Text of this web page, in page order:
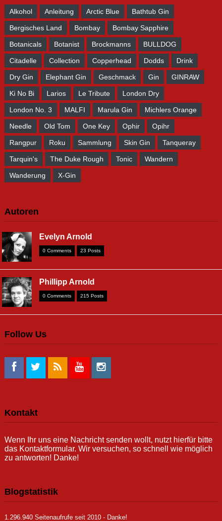
Alkohol Anleitung Arctic Blue Bathtub Gin
Bergisches Land Bombay Bombay Sapphire
Botanicals Botanist Brockmanns BULLDOG
Citadelle Collection Copperhead Dodds Drink
Dry Gin Elephant Gin Geschmack Gin GINRAW
Ki No Bi Larios Le Tribute London Dry
London No. 3 MALFI Marula Gin Michlers Orange
Needle Old Tom One Key Ophir Opihr
Rangpur Roku Sammlung Skin Gin Tanqueray
Tarquin's The Duke Rough Tonic Wandern
Wanderung X-Gin
Autoren
Evelyn Arnold
0 Comments 23 Posts
Phillipp Arnold
0 Comments 215 Posts
Follow Us
Kontakt
Wenn Ihr uns eine Nachricht senden wollt, nutzt hierfür bitte
das Kontaktformular. Wir versuchen, so schnell wie möglich
zu antworten! Danke!
Blogstatistik
1.296.940 Seitenaufrufe seit 2010 - Danke!